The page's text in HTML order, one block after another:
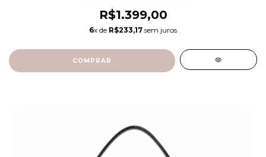
R$1.399,00
6x de R$233,17 sem juros